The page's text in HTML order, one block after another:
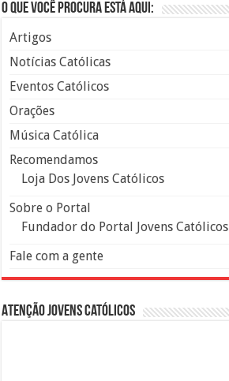
O que você procura está aqui:
Artigos
Notícias Católicas
Eventos Católicos
Orações
Música Católica
Recomendamos
Loja Dos Jovens Católicos
Sobre o Portal
Fundador do Portal Jovens Católicos
Fale com a gente
Atenção Jovens Católicos